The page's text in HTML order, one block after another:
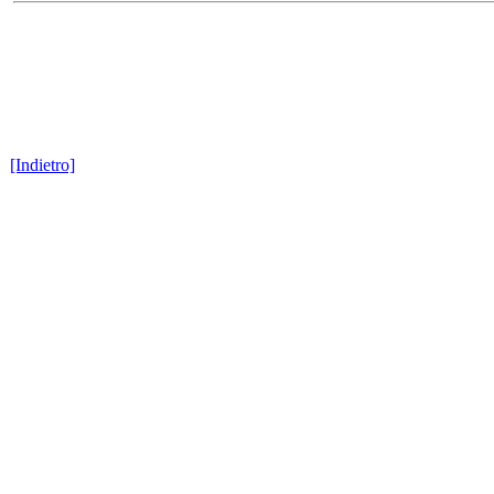
[Indietro]